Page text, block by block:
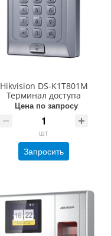
Hikvision DS-K1T801M
Терминал доступа
Цена по запросу
шт
Запросить